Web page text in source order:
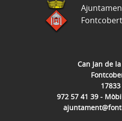
Can Jan de
17833
972 57 41 39 -